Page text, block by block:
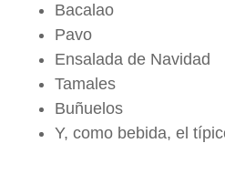
Bacalao
Pavo
Ensalada de Navidad
Tamales
Buñuelos
Y, como bebida, el